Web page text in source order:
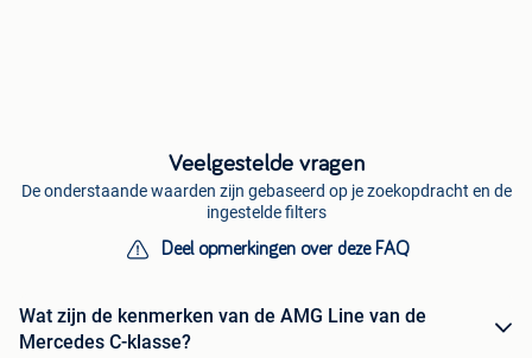
Veelgestelde vragen
De onderstaande waarden zijn gebaseerd op je zoekopdracht en de
ingestelde filters
Deel opmerkingen over deze FAQ
Wat zijn de kenmerken van de AMG Line van de
Mercedes C-klasse?